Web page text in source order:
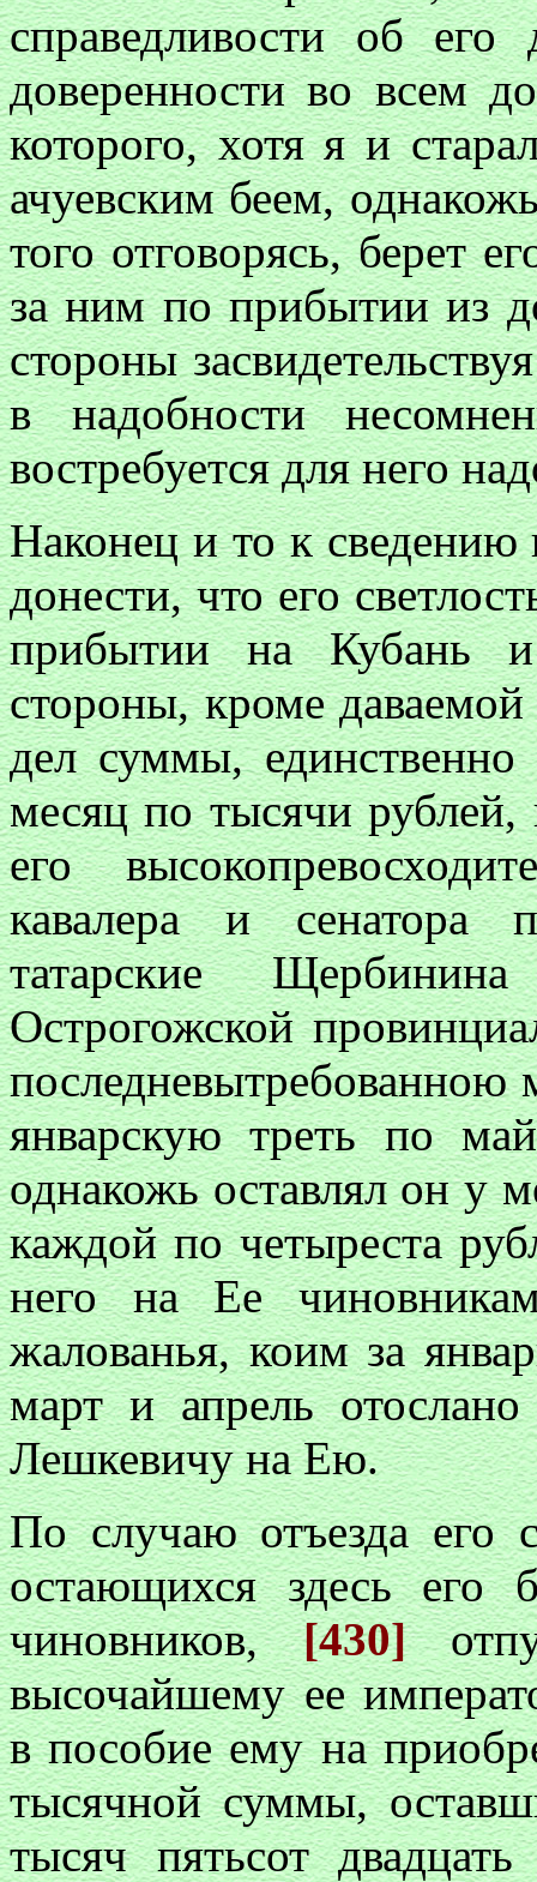
справедливости об
доверенности во всем
которого, хотя я и
ачуевским беем,
того отговорясь, берет
за ним по прибытии из
стороны
в надобности
востребуется для него
Наконец и то к сведению
донести, что его
прибытии на Кубань
стороны, кроме
дел суммы,
месяц по тысячи рублей,
его
кавалера и сенатора
татарские
Острогожской
последневытребованною
январскую треть по
однакожь оставлял он у
каждой по четыреста
него на Ее
жалованья, коим за
март и апрель
Лешкевичу на Ею.
По случаю отъезда его
остающихся здесь его
чиновников,[430]
высочайшему ее
в пособие ему на
тысячной суммы,
тысяч пятьсот